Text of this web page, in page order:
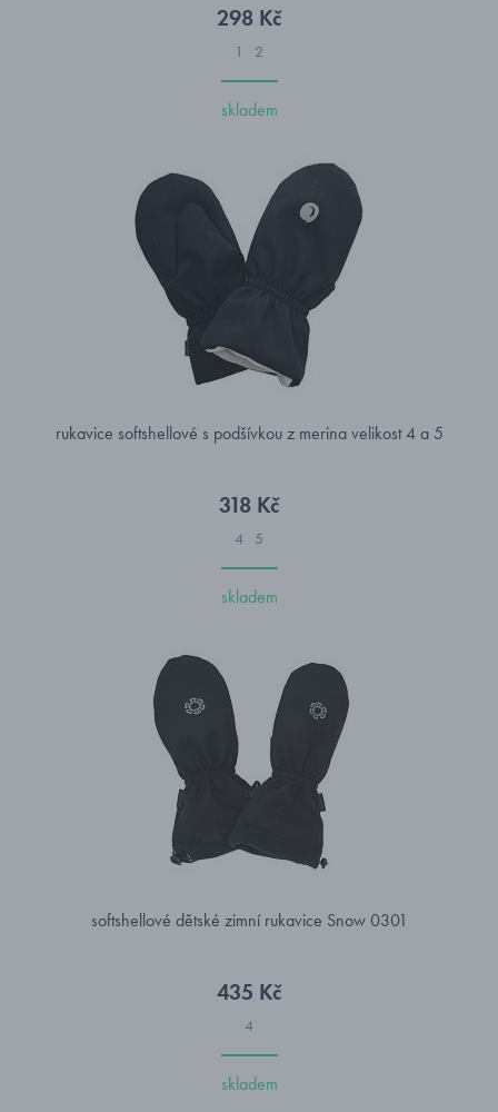
298 Kč
1 2
skladem
rukavice softshellové s podšívkou z merina velikost 4 a 5
318 Kč
4 5
skladem
softshellové dětské zimní rukavice Snow 0301
435 Kč
4
skladem